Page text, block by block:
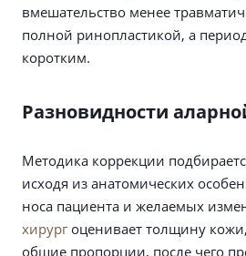
вмешательство менее
полной ринопластикой, а
коротким.
Разновидности
Методика коррекции
исходя из анатомических
носа пациента и желаемых
хирургоценивает толщину
общие пропорции, после чего